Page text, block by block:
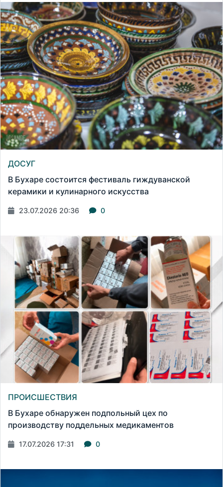
ДОСУГ
В Бухаре состоится фестиваль гиждуванской
керамики и кулинарного искусства
23.07.2026 20:36 0
ПРОИСШЕСТВИЯ
В Бухаре обнаружен подпольный цех по
производству поддельных медикаментов
17.07.2026 17:31 0